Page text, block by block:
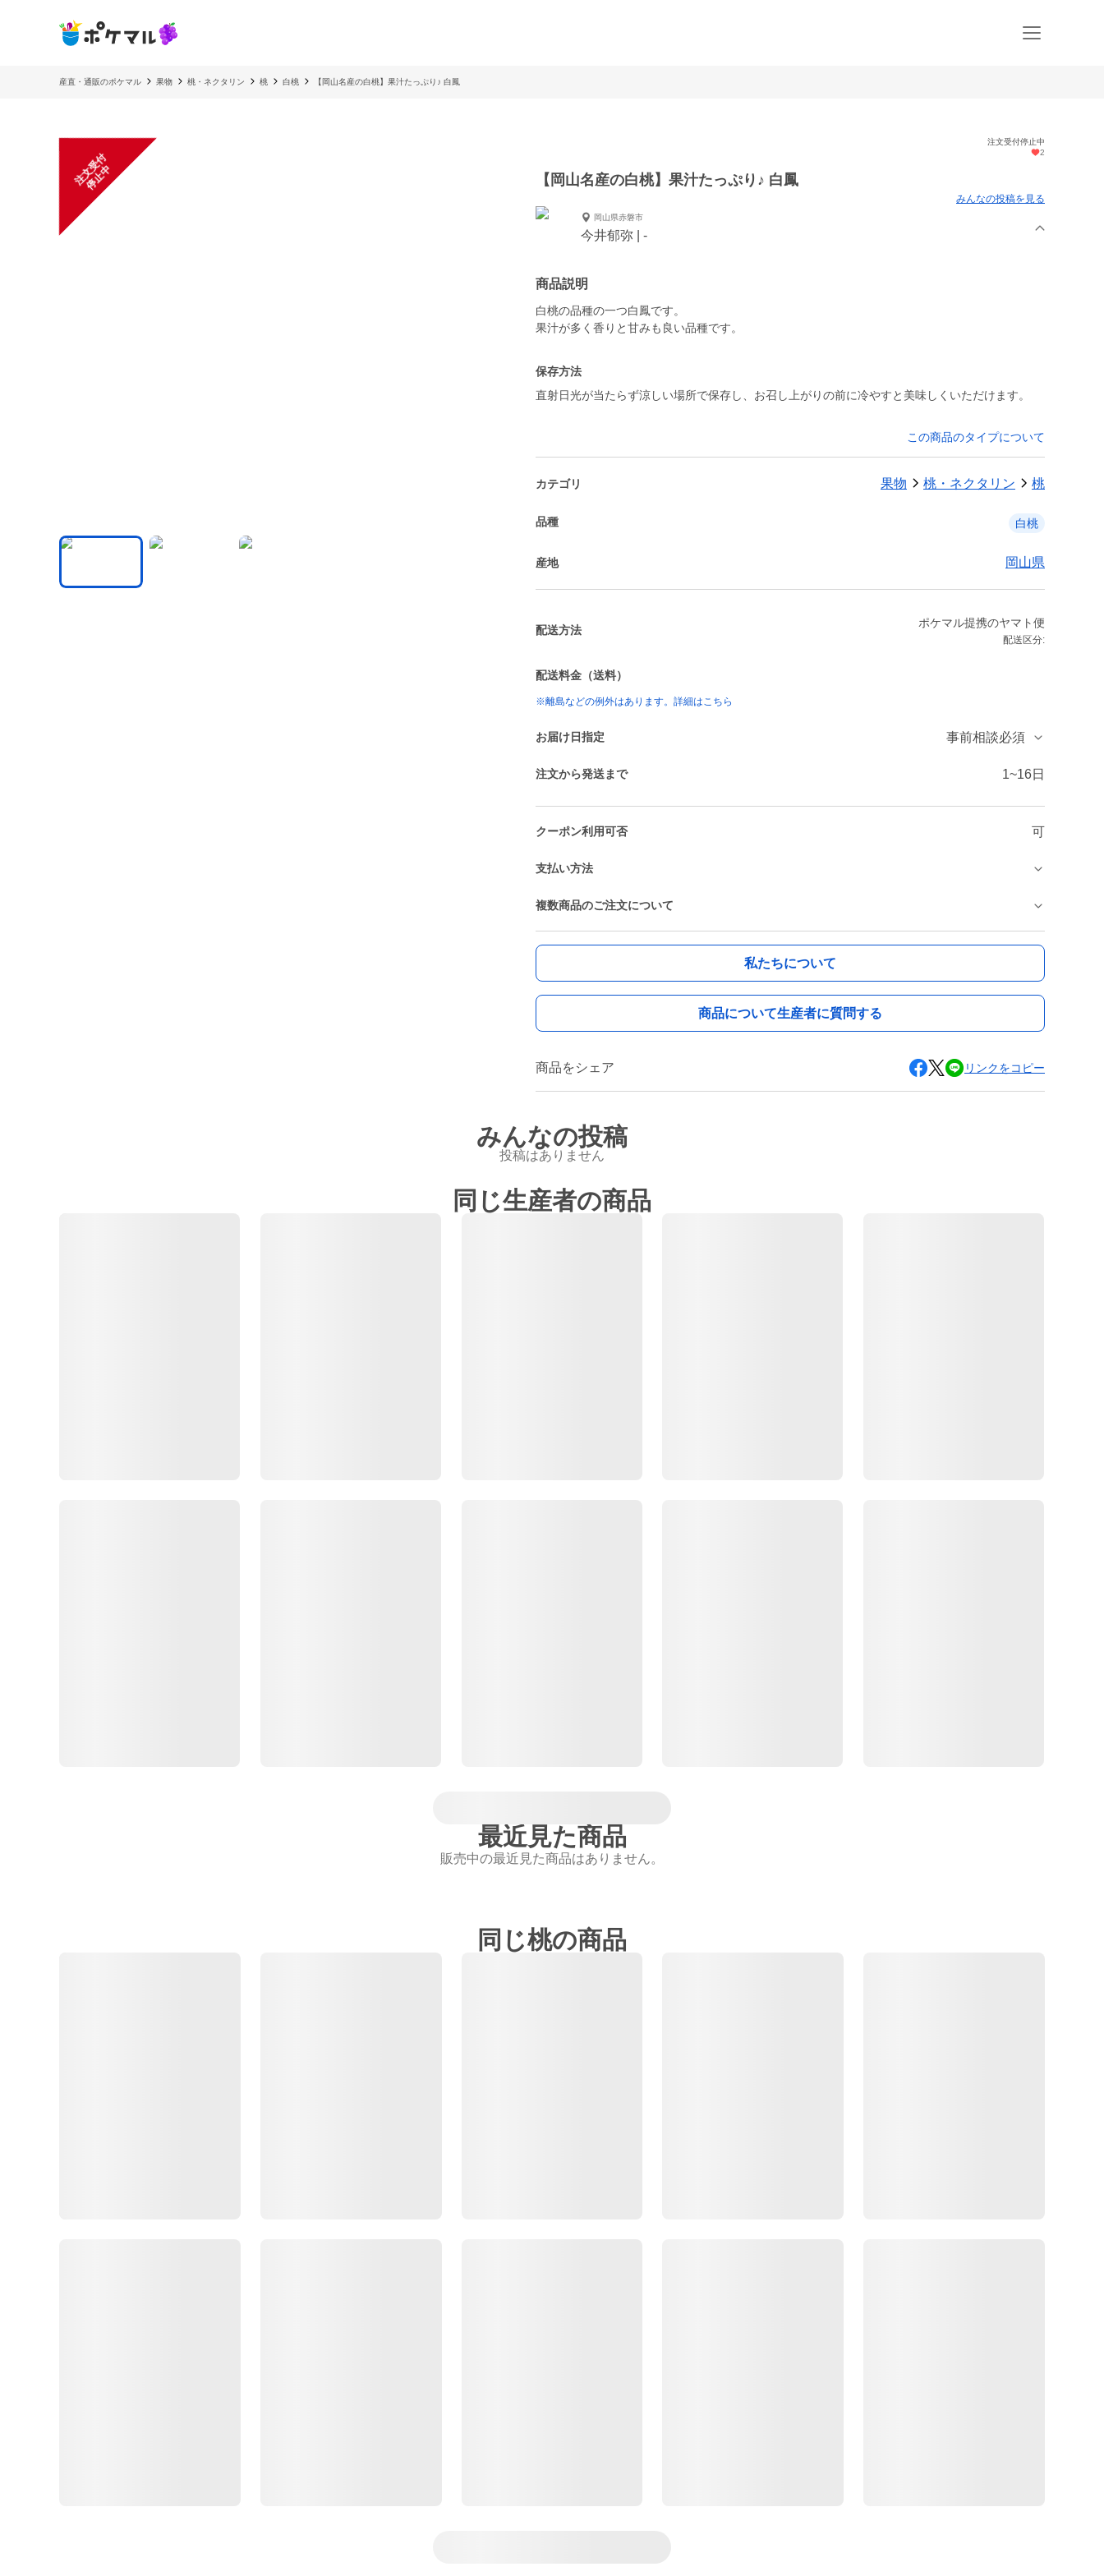
産直・通販のポケマル 果物 桃・ネクタリン 桃 白桃 【岡山名産の白桃】果汁たっぷり♪ 白鳳
注
文
受
付
停
止
中
注文受付停止中
2
【岡山名産の白桃】果汁たっぷり♪ 白鳳
みんなの投稿を見る
岡山県赤磐市
今井郁弥 | -
商品説明
白桃の品種の一つ白鳳です。
果汁が多く香りと甘みも良い品種です。
保存方法
直射日光が当たらず涼しい場所で保存し、お召し上がりの前に冷やすと美味しくいただけます。
この商品のタイプについて
カテゴリ 果物 桃・ネクタリン 桃
品種 白桃
産地 岡山県
配送方法
ポケマル提携のヤマト便
配送区分:
配送料金（送料）
※離島などの例外はあります。詳細はこちら
お届け日指定 事前相談必須
注文から発送まで 1~16日
クーポン利用可否 可
支払い方法
複数商品のご注文について
私たちについて
商品について生産者に質問する
商品をシェア リンクをコピー
みんなの投稿
投稿はありません
同じ生産者の商品
最近見た商品
販売中の最近見た商品はありません。
同じ桃の商品